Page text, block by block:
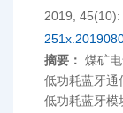
2019, 45(10):
摘要： 煤矿
低功耗蓝牙通
低功耗蓝牙模